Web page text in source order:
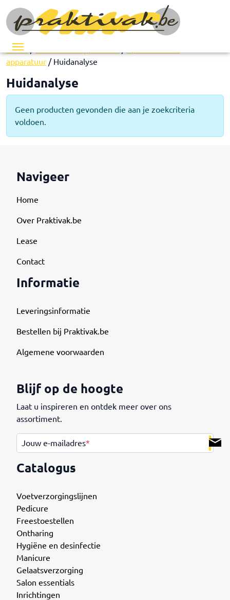
Menu
Home
apparatuur / Huidanalyse
Huidanalyse
Geen producten gevonden die aan je zoekcriteria
voldoen.
Navigeer
Home
Over Praktivak.be
Lease
Contact
Catalogus
Voetverzorgingslijnen
Pedicure
Freestoestellen
Ontharing
Hygiëne en desinfectie
Manicure
Gelaatsverzorging
Salon essentials
Inrichtingen
Informatie
Leveringsinformatie
Bestellen bij Praktivak.be
Algemene voorwaarden
Blijf op de hoogte
Laat u inspireren en ontdek meer over ons
assortiment.
Jouw e-mailadres* .